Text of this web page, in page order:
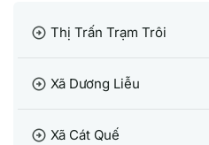
arrow_circle_right Thị Trấn Trạm Trôi
arrow_circle_right Xã Dương Liễu
arrow_circle_right Xã Cát Quế